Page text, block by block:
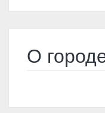
О